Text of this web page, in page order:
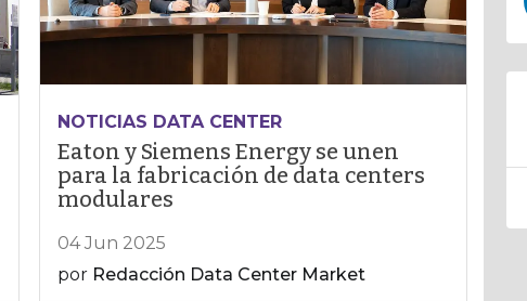
NOTICIAS DATA CENTER
Eaton y Siemens Energy se unen
para la fabricación de data centers
modulares
04 Jun 2025
por Redacción Data Center Market